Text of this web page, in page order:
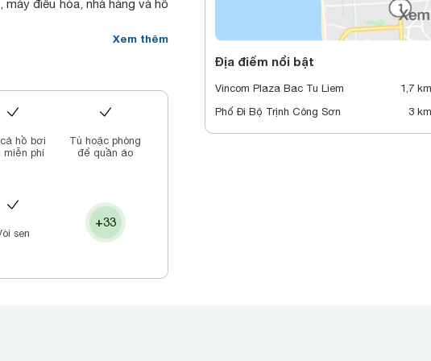
máy điều hòa, nhà hàng và hồ
an toàn, TV truyền hình vệ
và máy sấy tóc.
Residence Hanoi.
Xem thêm
hồ bơi
miễn phí
Tủ hoặc phòng
để quần áo
sen
+33
Địa điểm nổi bật
Vincom Plaza Bac Tu Liem 1,7 km
Phố Đi Bộ Trịnh Công Sơn
3 km